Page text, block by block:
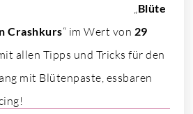
„Blüte
Crashkurs“ im Wert von 29
allen Tipps und Tricks für den
mit Blütenpaste, essbaren